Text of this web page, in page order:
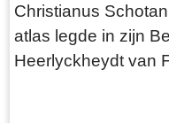
Christianus
atlas legde in zijn
Heerlyckheydt van